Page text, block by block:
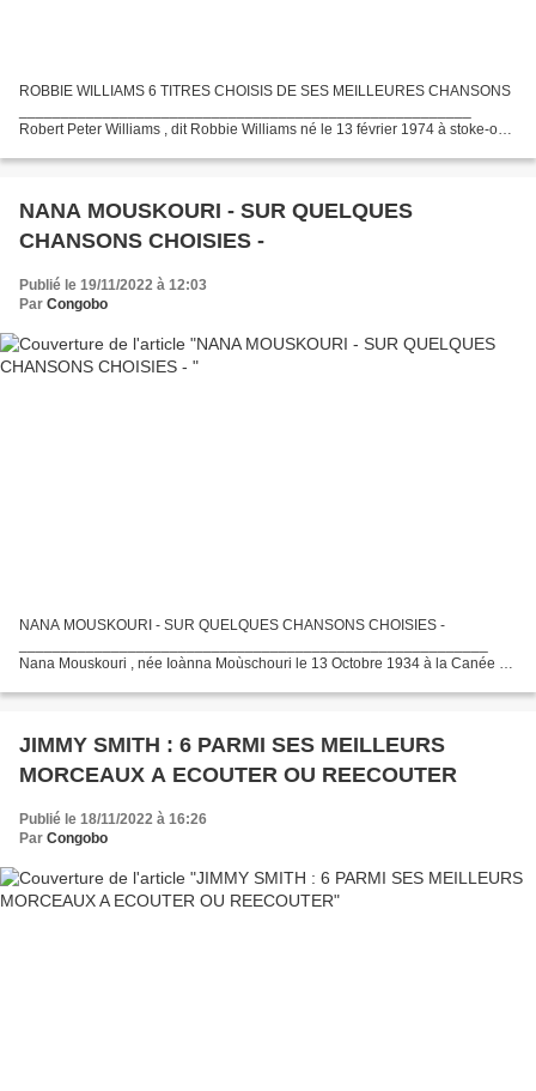
ROBBIE WILLIAMS 6 TITRES CHOISIS DE SES MEILLEURES CHANSONS
Robert Peter Williams , dit Robbie Williams né le 13 février 1974 à stoke-on-
NANA MOUSKOURI - SUR QUELQUES
CHANSONS CHOISIES -
Publié le 19/11/2022 à 12:03
Par Congobo
NANA MOUSKOURI - SUR QUELQUES CHANSONS CHOISIES -
Nana Mouskouri , née Ioànna Moùschouri le 13 Octobre 1934 à la Canée (
MOUSKOURI est...
JIMMY SMITH : 6 PARMI SES MEILLEURS
MORCEAUX A ECOUTER OU REECOUTER
Publié le 18/11/2022 à 16:26
Par Congobo